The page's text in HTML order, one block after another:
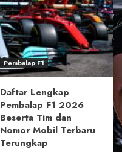
Pembalap F1
Daftar Lengkap
Pembalap F1 2026
Beserta Tim dan
Nomor Mobil Terbaru
Terungkap